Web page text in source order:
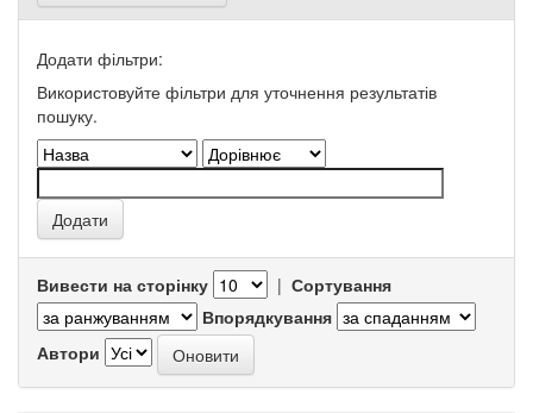
Додати фільтри:
Використовуйте фільтри для уточнення результатів
пошуку.
Вивести на сторінку | Сортування
Впорядкування
Автори